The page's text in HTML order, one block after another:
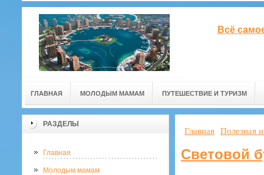
Всё
ГЛАВНАЯ МОЛОДЫМ МАМАМ ПУТЕШЕСТВИЕ И ТУРИЗМ
РАЗДЕЛЫ
Главная
Молодым мамам
Главная Полезная
Световой